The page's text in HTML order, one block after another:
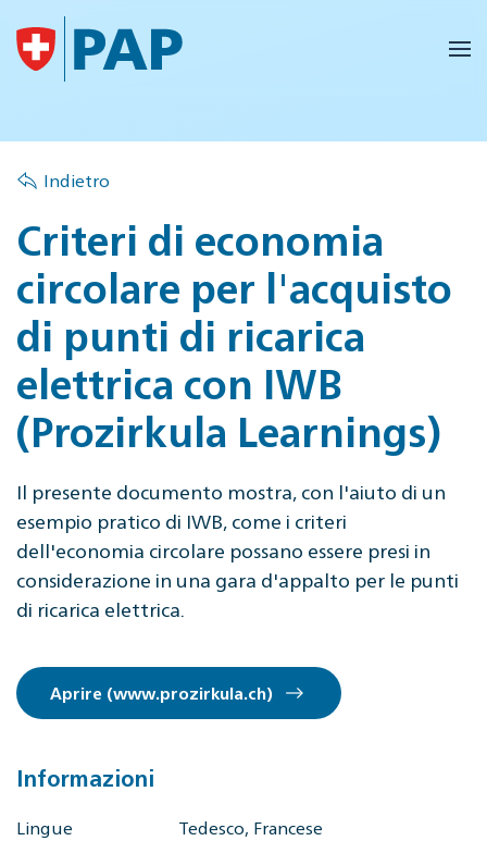
Skip to main content
Indietro
Criteri di economia
circolare per l'acquisto
di punti di ricarica
elettrica con IWB
(Prozirkula Learnings)
Il presente documento mostra, con l'aiuto di un
esempio pratico di IWB, come i criteri
dell'economia circolare possano essere presi in
considerazione in una gara d'appalto per le punti
di ricarica elettrica.
Aprire (www.prozirkula.ch)
Informazioni
Lingue
Tedesco, Francese